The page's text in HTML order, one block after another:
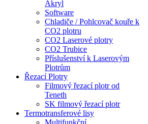
Akryl
Software
Chladiče / Pohlcovač kouře k
CO2 plotru
CO2 Laserové plotry
CO2 Trubice
Příslušenství k Laserovým
Plotrům
Řezací Plotry
Filmový řezací plotr od
Teneth
SK filmový řezací plotr
Termotransferové lisy
Multifunkční